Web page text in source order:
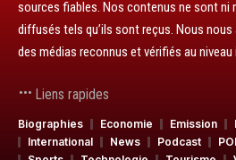
sources fiables. Nos contenus ne sont ni
diffusés tels qu’ils sont reçus. Nous
des médias reconnus et vérifiés au
Liens rapides
Biographies Economie Emission
International
News Podcast